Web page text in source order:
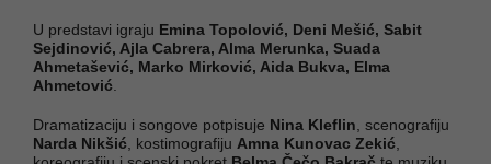
U predstavi igraju Emina Topolović, Deni Mešić, Sabit
Sejdinović, Ajla Cabrera, Alma Merunka, Suada
Ahmetašević, Marko Mirković, Aida Bukva, Elma
Ahmetović
Dramatizaciju i songove potpisuje Nina Kleflin , scenografiju
Narda Nikšić , kostimografiju Amna Kunovac Zekić